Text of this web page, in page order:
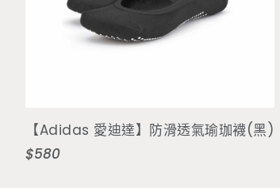
選擇選項
【Adidas 愛迪達】防滑透氣瑜珈襪(黑)
定
$580